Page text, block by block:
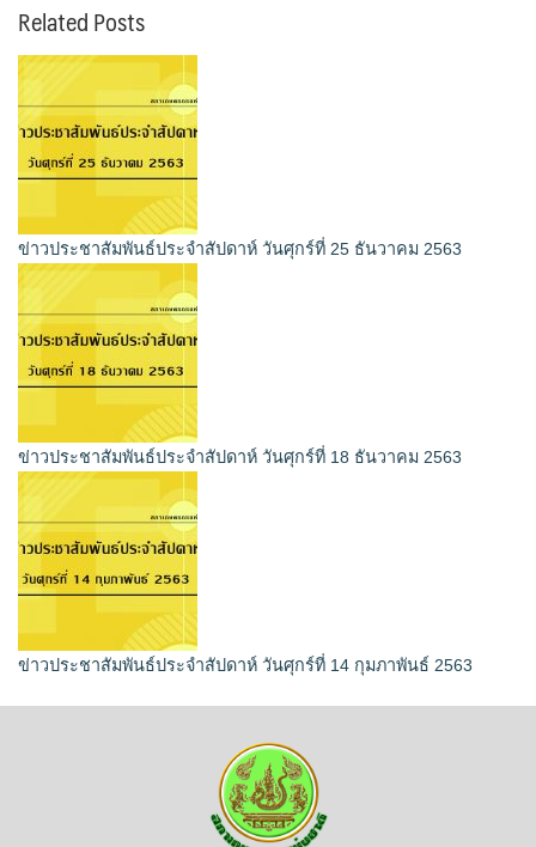
Related Posts
ข่าวประชาสัมพันธ์ประจำสัปดาห์ วันศุกร์ที่ 25 ธันวาคม 2563
ข่าวประชาสัมพันธ์ประจำสัปดาห์ วันศุกร์ที่ 18 ธันวาคม 2563
ข่าวประชาสัมพันธ์ประจำสัปดาห์ วันศุกร์ที่ 14 กุมภาพันธ์ 2563